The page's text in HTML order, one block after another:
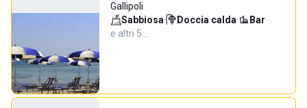
Gallipoli
Sabbiosa· Doccia calda· Bar·
e altri 5…